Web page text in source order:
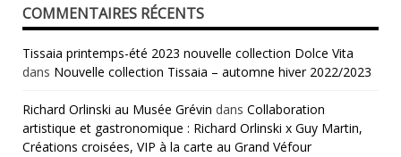
COMMENTAIRES RÉCENTS
Tissaia printemps-été 2023 nouvelle collection Dolce Vita
dans Nouvelle collection Tissaia – automne hiver 2022/2023
Richard Orlinski au Musée Grévin dans Collaboration
artistique et gastronomique : Richard Orlinski x Guy Martin,
Créations croisées, VIP à la carte au Grand Véfour